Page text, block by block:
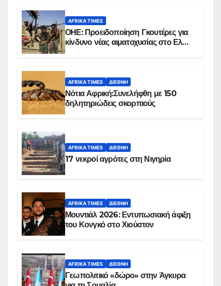
AFRIKA TIMES
ΟΗΕ: Προειδοποίηση Γκουτέρες για
κίνδυνο νέας αιματοχυσίας στο Ελ
AFRIKA TIMES ΔΙΕΘΝΉ
Νότια Αφρική:Συνελήφθη με 150
δηλητηριώδεις σκορπιούς
AFRIKA TIMES ΔΙΕΘΝΉ
17 νεκροί αγρότες στη Νιγηρία
AFRIKA TIMES ΔΙΕΘΝΉ
Μουντιάλ 2026: Εντυπωσιακή άφιξη
του Κονγκό στο Χιούστον
AFRIKA TIMES ΔΙΕΘΝΉ
Γεωπολιτικό «δώρο» στην Άγκυρα